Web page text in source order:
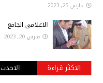
مارس 25, 2023
الاعلامي الجامع
مارس 20, 2023
الاكثر قراءة الاحدث